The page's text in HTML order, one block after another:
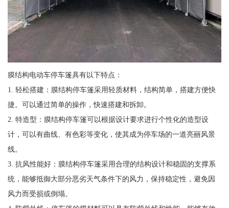
膜结构电动车停车篷具有以下特点：
1. 轻松搭建：膜结构停车篷采用轻质材料，结构简单，搭建方便快
捷。可以通过简单的操作，快速搭建和拆卸。
2. 特造型：膜结构停车篷可以根据设计要求进行个性化的造型设
计，可以有曲线、有色彩等变化，使其成为停车场的一道亮丽风景
线。
3. 抗风性能好：膜结构停车篷采用合理的结构设计和稳固的支撑系
统，能够抵御大部分恶劣天气条件下的风力，保持稳定性，避免因
风力而受损或倒塌。